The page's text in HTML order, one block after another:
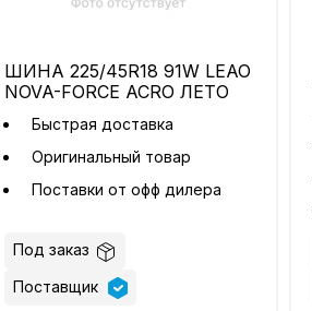
ШИНА 225/45R18 91W LEAO
NOVA-FORCE ACRO ЛЕТО
Быстрая доставка
Оригинальный товар
Поставки от офф дилера
Под заказ
Поставщик